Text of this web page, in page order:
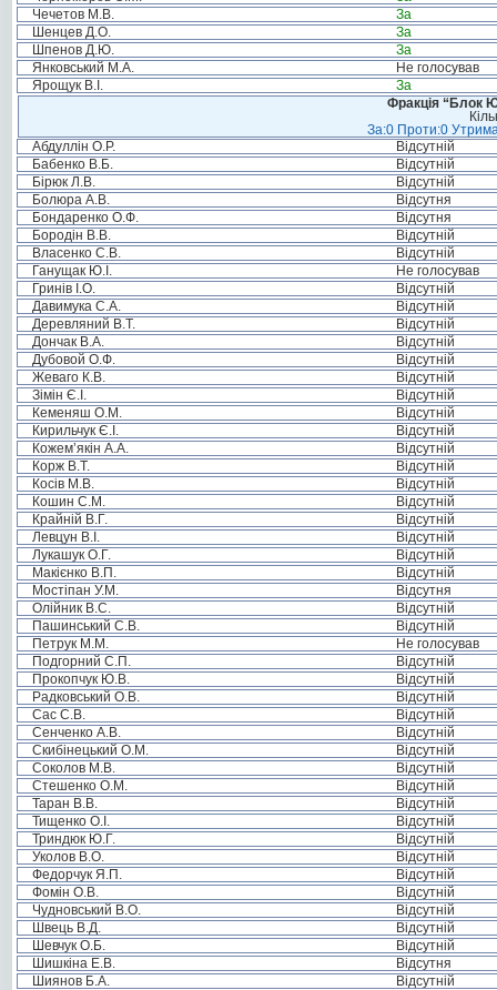
Чечетов М.В.
За
Шенцев Д.О.
За
Шпенов Д.Ю.
За
Янковський М.А.
Не голосував
Ярощук В.І.
За
Фракція “Блок
За:0 Проти:0
Абдуллін О.Р.
Відсутній
Бабенко В.Б.
Відсутній
Бірюк Л.В.
Відсутній
Болюра А.В.
Відсутня
Бондаренко О.Ф.
Відсутня
Бородін В.В.
Відсутній
Власенко С.В.
Відсутній
Ганущак Ю.І.
Не голосував
Гринів І.О.
Відсутній
Давимука С.А.
Відсутній
Деревляний В.Т.
Відсутній
Дончак В.А.
Відсутній
Дубовой О.Ф.
Відсутній
Жеваго К.В.
Відсутній
Зімін Є.І.
Відсутній
Кеменяш О.М.
Відсутній
Кирильчук Є.І.
Відсутній
Кожем’якін А.А.
Відсутній
Корж В.Т.
Відсутній
Косів М.В.
Відсутній
Кошин С.М.
Відсутній
Крайній В.Г.
Відсутній
Левцун В.І.
Відсутній
Лукашук О.Г.
Відсутній
Макієнко В.П.
Відсутній
Мостіпан У.М.
Відсутня
Олійник В.С.
Відсутній
Пашинський С.В.
Відсутній
Петрук М.М.
Не голосував
Подгорний С.П.
Відсутній
Прокопчук Ю.В.
Відсутній
Радковський О.В.
Відсутній
Сас С.В.
Відсутній
Сенченко А.В.
Відсутній
Скибінецький О.М.
Відсутній
Соколов М.В.
Відсутній
Стешенко О.М.
Відсутній
Таран В.В.
Відсутній
Тищенко О.І.
Відсутній
Триндюк Ю.Г.
Відсутній
Уколов В.О.
Відсутній
Федорчук Я.П.
Відсутній
Фомін О.В.
Відсутній
Чудновський В.О.
Відсутній
Швець В.Д.
Відсутній
Шевчук О.Б.
Відсутній
Шишкіна Е.В.
Відсутня
Шиянов Б.А.
Відсутній